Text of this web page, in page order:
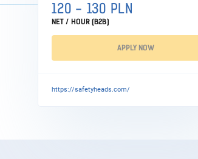
120 - 130 PLN
NET / HOUR (B2B)
APPLY NOW
https://safetyheads.com/